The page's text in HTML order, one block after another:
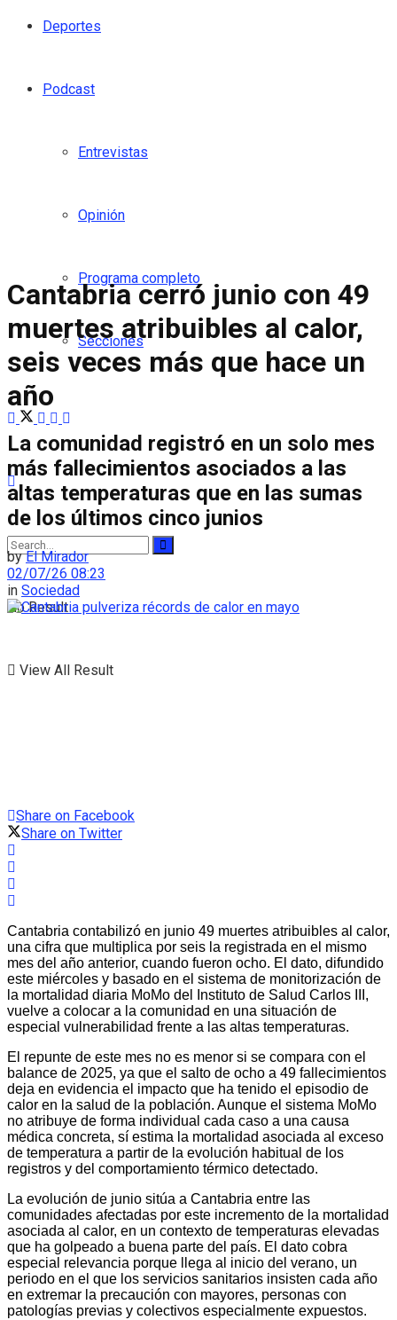
Deportes
Podcast
Entrevistas
Opinión
Programa completo
Secciones
No Result
View All Result
Cantabria cerró junio con 49
muertes atribuibles al calor,
seis veces más que hace un
año
La comunidad registró en un solo mes
más fallecimientos asociados a las
altas temperaturas que en las sumas
de los últimos cinco junios
by El Mirador
02/07/26 08:23
in Sociedad
Share on Facebook
Share on Twitter
Cantabria contabilizó en junio 49 muertes atribuibles al calor,
una cifra que multiplica por seis la registrada en el mismo
mes del año anterior, cuando fueron ocho. El dato, difundido
este miércoles y basado en el sistema de monitorización de
la mortalidad diaria MoMo del Instituto de Salud Carlos III,
vuelve a colocar a la comunidad en una situación de
especial vulnerabilidad frente a las altas temperaturas.
El repunte de este mes no es menor si se compara con el
balance de 2025, ya que el salto de ocho a 49 fallecimientos
deja en evidencia el impacto que ha tenido el episodio de
calor en la salud de la población. Aunque el sistema MoMo
no atribuye de forma individual cada caso a una causa
médica concreta, sí estima la mortalidad asociada al exceso
de temperatura a partir de la evolución habitual de los
registros y del comportamiento térmico detectado.
La evolución de junio sitúa a Cantabria entre las
comunidades afectadas por este incremento de la mortalidad
asociada al calor, en un contexto de temperaturas elevadas
que ha golpeado a buena parte del país. El dato cobra
especial relevancia porque llega al inicio del verano, un
periodo en el que los servicios sanitarios insisten cada año
en extremar la precaución con mayores, personas con
patologías previas y colectivos especialmente expuestos.